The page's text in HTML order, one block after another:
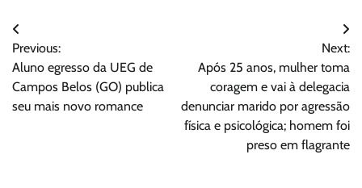
Navegação
de
Post
Previous:
Aluno egresso da UEG de
Campos Belos (GO) publica
seu mais novo romance
Next:
Após 25 anos, mulher toma
coragem e vai à delegacia
denunciar marido por agressão
física e psicológica; homem foi
preso em flagrante